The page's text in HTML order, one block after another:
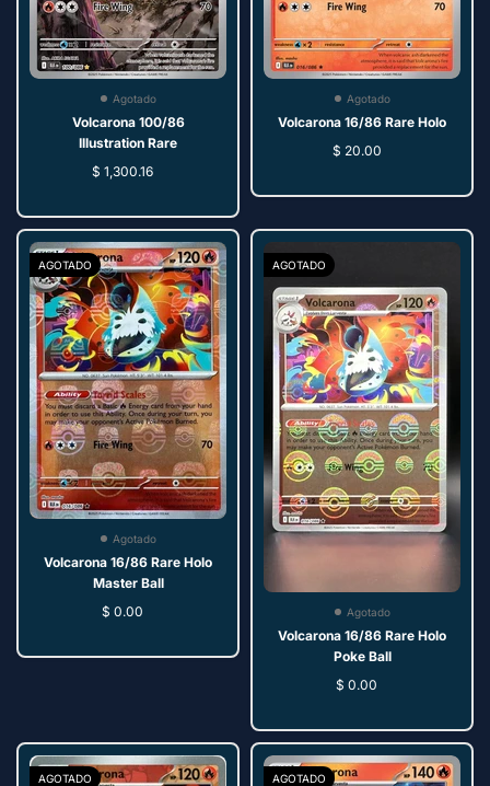
Agotado
Volcarona 100/86
Illustration Rare
$ 1,300.16
Agotado
Volcarona 16/86 Rare Holo
$ 20.00
AGOTADO
Agotado
Volcarona 16/86 Rare Holo
Master Ball
$ 0.00
AGOTADO
Agotado
Volcarona 16/86 Rare Holo
Poke Ball
$ 0.00
AGOTADO AGOTADO